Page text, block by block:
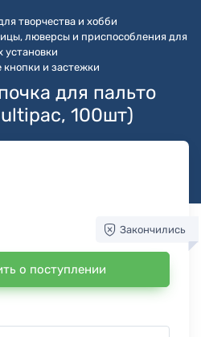
творчества и хобби
люверсы и приспособления для
установки
кнопки и застежки
для пальто
100шт)
Закончились
о поступлении